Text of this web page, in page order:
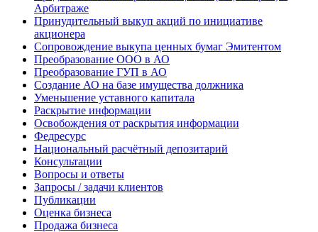
Арбитраже
Принудительный выкуп акций по инициативе
акционера
Сопровождение выкупа ценных бумаг Эмитентом
Преобразование ООО в АО
Преобразование ГУП в АО
Создание АО на базе имущества должника
Уменьшение уставного капитала
Раскрытие информации
Освобождения от раскрытия информации
Федресурс
Национальный расчётный депозитарий
Консультации
Вопросы и ответы
Запросы / задачи клиентов
Публикации
Оценка бизнеса
Продажа бизнеса